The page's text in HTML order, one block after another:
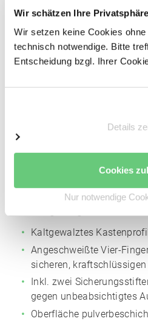
Wir schätzen Ihre Privatsphäre
Wir setzen keine Cookies
technisch notwendige. Bitte
Entscheidung bzgl. Ihrer
Details
Cookies
Nur notwendige
Sicherungsstifte
Rahmen
Materialstärke: 2 mm
Kaltgewalztes
Angeschweißte Vier-
sicheren,
Inkl. zwei
gegen unbeabsichtigtes
Oberfläche